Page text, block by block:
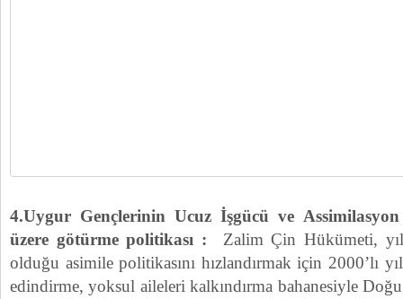
4.Uygur Gençlerinin Ucuz İşgücü ve
üzere götürme politikası :
Zalim Çin Hükümeti,
olduğu asimile politikasını hızlandırmak için 2000’lı
edindirme, yoksul aileleri kalkındırma bahanesiyle